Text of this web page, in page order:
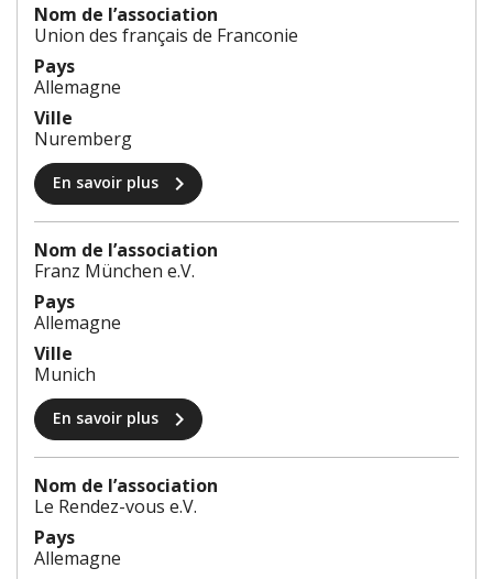
Nom de l’association
Union des français de Franconie
Pays
Allemagne
Ville
Nuremberg
En savoir plus chevron_right
Nom de l’association
Franz München e.V.
Pays
Allemagne
Ville
Munich
En savoir plus chevron_right
Nom de l’association
Le Rendez-vous e.V.
Pays
Allemagne